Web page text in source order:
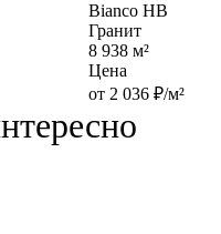
Bianco HB
Гранит
8 938 м²
Цена
от 2 036 ₽/м²